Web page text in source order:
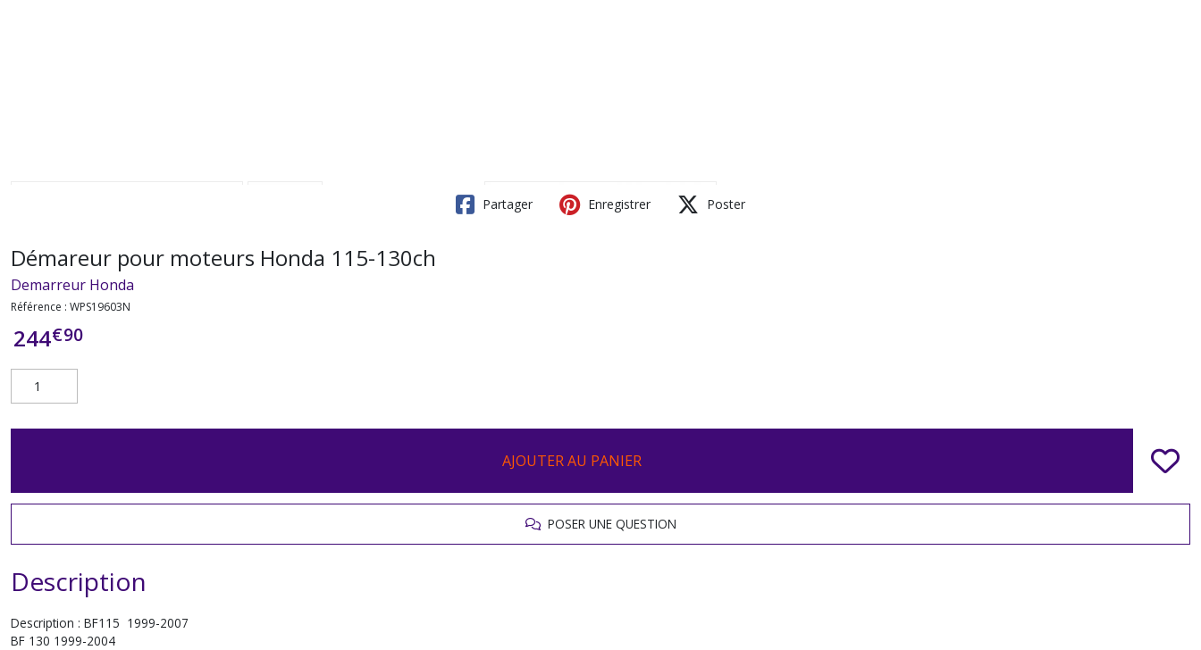
Partager Enregistrer Poster
Démareur pour moteurs Honda 115-130ch
Demarreur Honda
Référence : WPS19603N
244€90
AJOUTER AU PANIER
POSER UNE QUESTION
Description
Description : BF115 1999-2007
BF 130 1999-2004